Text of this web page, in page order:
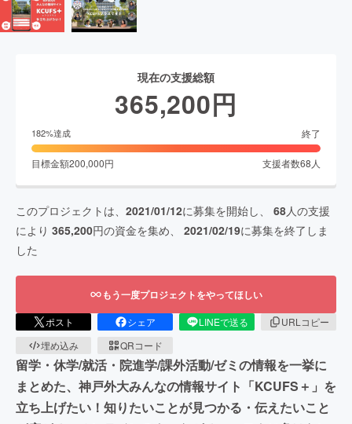
現在の支援総額
365,200円
182%達成 終了
目標金額200,000円 支援者数68 人
このプロジェクトは、 2021/01/12に募集を開始し、 68人の支援
により 365,200円の資金を集め、 2021/02/19に募集を終了しま
した
もう一度プロジェクトをやってほしい
ポスト シェア LINEで送る
URLコピー
埋め込み
QRコード
留学・休学/就活・院進学/課外活動/ゼミの情報を一挙に
まとめた、神戸外大みんなの情報サイト「KCUFS＋」を
立ち上げたい！知りたいことが見つかる・伝えたいこと